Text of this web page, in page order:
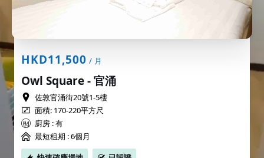
HKD11,500 / 月
Owl Square - 官涌
佐敦官涌街20號1-5樓
面積: 170-220平方尺
廚房 : 有
最短租期 :6個月